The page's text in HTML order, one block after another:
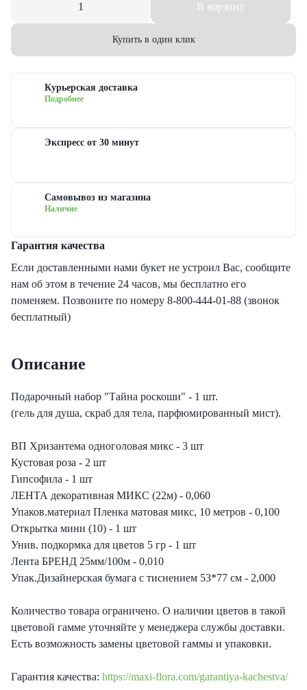
с гипсофилами
с лилиями
с пионами
с герберами
с лизиантусами
с тюльпанами
флористика
рождения
В корзину
Купить в один клик
Курьерская доставка
Подробнее
Экспресс от 30 минут
Самовывоз из магазина
Наличие
Гарантия качества
Если доставленными нами букет не устроил Вас, сообщите
нам об этом в течение 24 часов, мы бесплатно его
поменяем. Позвоните по номеру 8-800-444-01-88 (звонок
бесплатный)
Описание
Подарочный набор "Тайна роскоши" - 1 шт.
(гель для душа, скраб для тела, парфюмированный мист).
ВП Хризантема одноголовая микс - 3 шт
Кустовая роза - 2 шт
Гипсофила - 1 шт
ЛЕНТА декоративная МИКС (22м) - 0,060
Упаков.материал Пленка матовая микс, 10 метров - 0,100
Открытка мини (10) - 1 шт
Унив. подкормка для цветов 5 гр - 1 шт
Лента БРЕНД 25мм/100м - 0,010
Упак.Дизайнерская бумага с тиснением 53*77 см - 2,000
Количество товара ограничено. О наличии цветов в такой
цветовой гамме уточняйте у менеджера службы доставки.
Есть возможность замены цветовой гаммы и упаковки.
Гарантия качества: https://maxi-flora.com/garantiya-kachestva/